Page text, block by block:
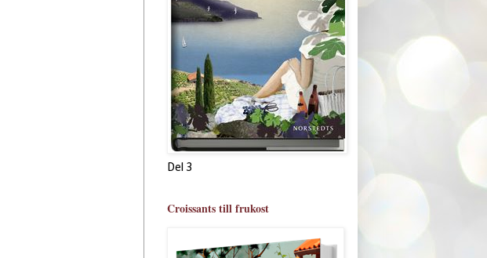
Del 3
Croissants till frukost